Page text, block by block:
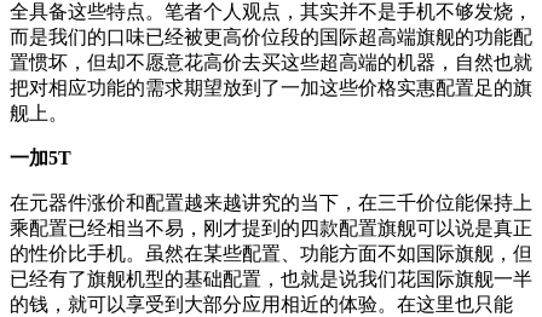
全具备这些特点。笔者个人观点，其实并不是手机不够发烧，
而是我们的口味已经被更高价位段的国际超高端旗舰的功能配
置惯坏，但却不愿意花高价去买这些超高端的机器，自然也就
把对相应功能的需求期望放到了一加这些价格实惠配置足的旗
舰上。
一加5T
在元器件涨价和配置越来越讲究的当下，在三千价位能保持上
乘配置已经相当不易，刚才提到的四款配置旗舰可以说是真正
的性价比手机。虽然在某些配置、功能方面不如国际旗舰，但
已经有了旗舰机型的基础配置，也就是说我们花国际旗舰一半
的钱，就可以享受到大部分应用相近的体验。在这里也只能